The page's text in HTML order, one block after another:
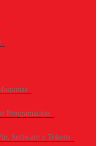
Programación
Software y Tokens